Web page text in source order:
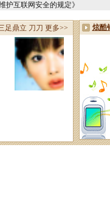
护互联网安全的规定》